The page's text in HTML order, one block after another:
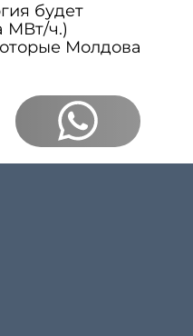
будет
МВт/ч.)
Молдова